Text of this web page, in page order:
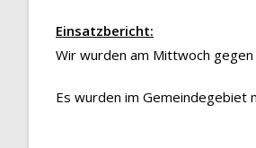
Einsatzbericht:
Wir wurden am Mittwoch
Es wurden im